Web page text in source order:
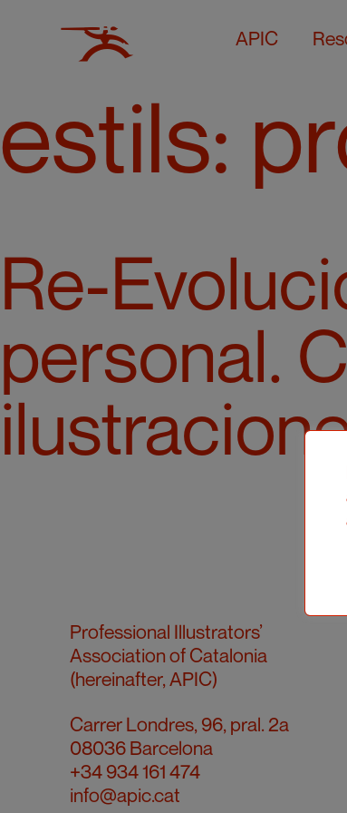
APIC
estils:
Re-
personal.
Professional Illustrators’
Association of Catalonia
(hereinafter, APIC)
Carrer Londres, 96, pral. 2a
08036 Barcelona
+34 934 161 474
info@apic.cat